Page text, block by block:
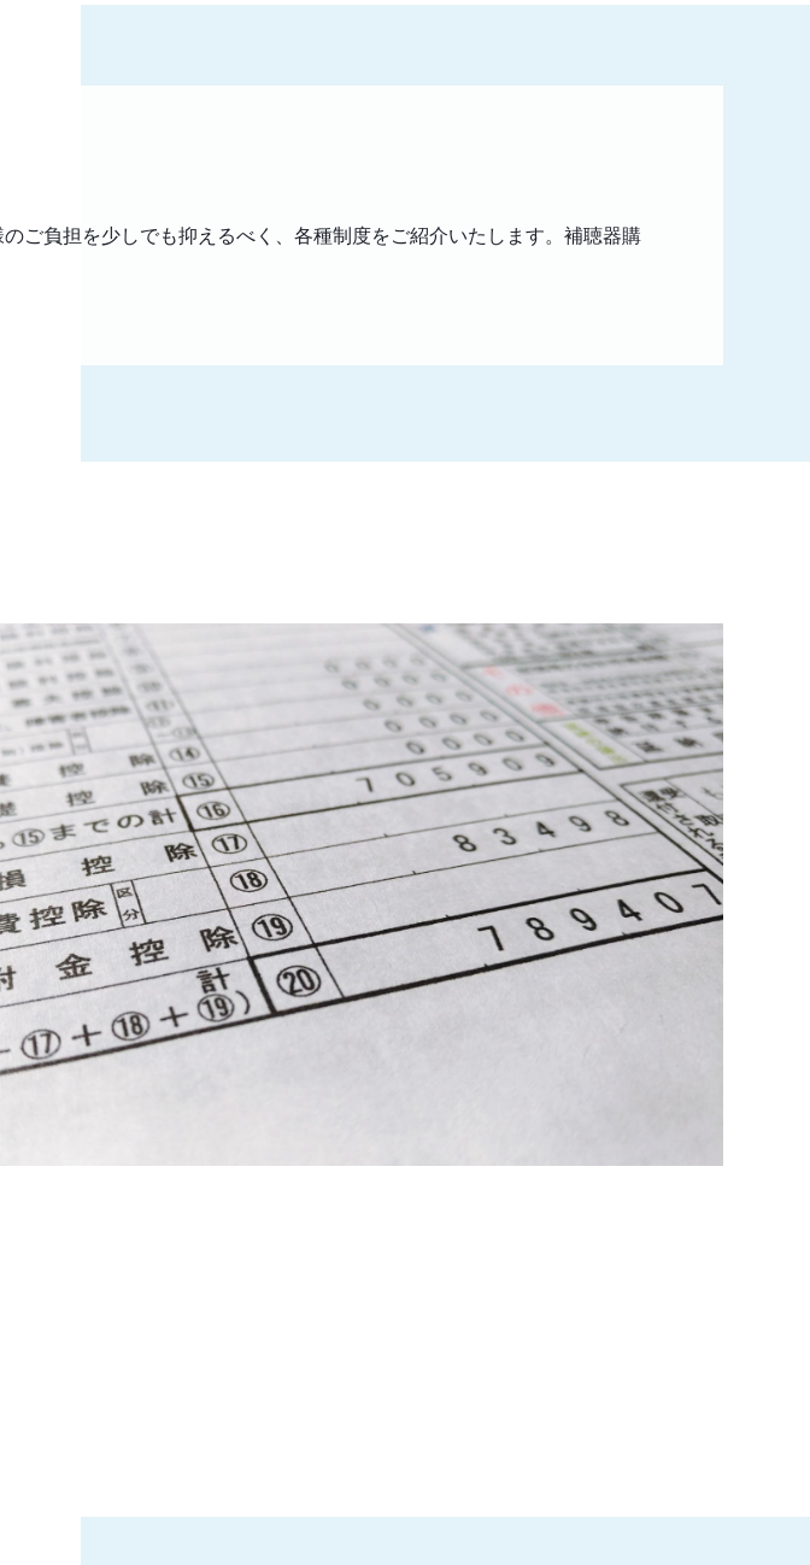
ご負担を少しでも抑えるべく、各種制度をご紹介いたします。補聴器購